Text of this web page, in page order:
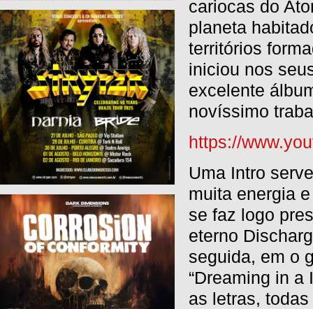
cariocas do
planeta
territórios
iniciou nos
excelente
novíssimo
https://
Uma Intro
muita energia
se faz logo
eterno
seguida, em o
“Dreaming in a
as letras,